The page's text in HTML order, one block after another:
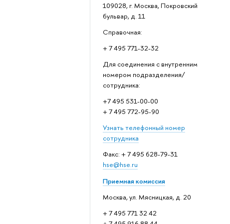
109028, г. Москва, Покровский
бульвар, д. 11
Справочная:
+ 7 495 771-32-32
Для соединения с внутренним
номером подразделения/
сотрудника:
+7 495 531-00-00
+ 7 495 772-95-90
Узнать телефонный номер
сотрудника
Факс: + 7 495 628-79-31
hse@hse.ru
Приемная комиссия
Москва, ул. Мясницкая, д. 20
+ 7 495 771 32 42